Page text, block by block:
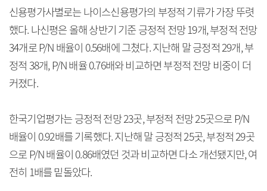
신용평가사별로는 나이스신용평가의 부정적 기류가 가장 뚜렷
했다. 나신평은 올해 상반기 기준 긍정적 전망 19개, 부정적 전망
34개로 P/N 배율이 0.56배에 그쳤다. 지난해 말 긍정적 29개, 부
정적 38개, P/N 배율 0.76배와 비교하면 부정적 전망 비중이 더
커졌다.
한국기업평가는 긍정적 전망 23곳, 부정적 전망 25곳으로 P/N
배율이 0.92배를 기록했다. 지난해 말 긍정적 25곳, 부정적 29곳
으로 P/N 배율이 0.86배였던 것과 비교하면 다소 개선됐지만, 여
전히 1배를 밑돌았다.